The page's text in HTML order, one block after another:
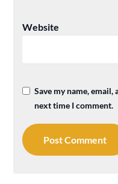
Website
Save my name,
next time I comment.